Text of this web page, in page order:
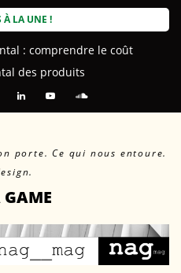
À LA UNE !
: comprendre le coût
des produits
porte. Ce qui nous entoure.